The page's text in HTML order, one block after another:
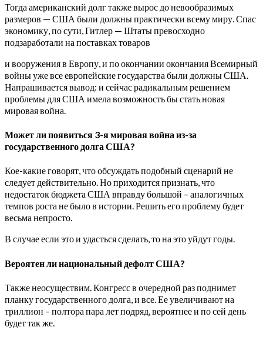
Тогда американский долг также вырос до невообразимых
размеров — США были должны практически всему миру. Спас
экономику, по сути, Гитлер — Штаты превосходно
подзаработали на поставках товаров
и вооружения в Европу, и по окончании окончания Всемирный
войны уже все европейские государства были должны США.
Напрашивается вывод: и сейчас радикальным решением
проблемы для США имела возможность бы стать новая
мировая война.
Может ли появиться 3-я мировая война из-за
государственного долга США?
Кое-какие говорят, что обсуждать подобный сценарий не
следует действительно. Но приходится признать, что
недостаток бюджета США вправду большой – аналогичных
темпов роста не было в истории. Решить его проблему будет
весьма непросто.
В случае если это и удасться сделать, то на это уйдут годы.
Вероятен ли национальный дефолт США?
Также неосуществим. Конгресс в очередной раз поднимет
планку государственного долга, и все. Ее увеличивают на
триллион – полтора пара лет подряд, вероятнее и по сей день
будет так же.